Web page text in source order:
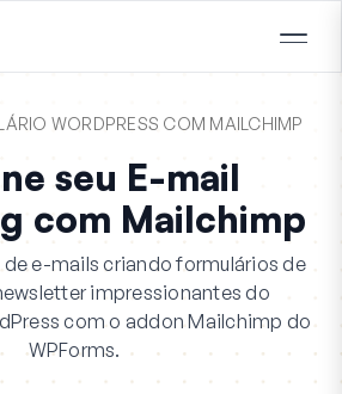
WORDPRESS COM MAILCHIMP
seu E-mail
com Mailchimp
de e-mails criando formulários de
impressionantes do
com o addon Mailchimp do
WPForms.